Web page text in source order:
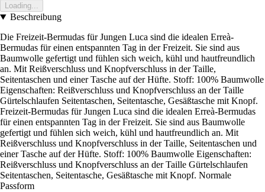
Loading...
Beschreibung
Die Freizeit-Bermudas für Jungen Luca sind die idealen Erreà-
Bermudas für einen entspannten Tag in der Freizeit. Sie sind aus
Baumwolle gefertigt und fühlen sich weich, kühl und hautfreundlich
an. Mit Reißverschluss und Knopfverschluss in der Taille,
Seitentaschen und einer Tasche auf der Hüfte. Stoff: 100% Baumwolle
Eigenschaften: Reißverschluss und Knopfverschluss an der Taille
Gürtelschlaufen Seitentaschen, Seitentasche, Gesäßtasche mit Knopf.
Freizeit-Bermudas für Jungen Luca sind die idealen Erreà-Bermudas
für einen entspannten Tag in der Freizeit. Sie sind aus Baumwolle
gefertigt und fühlen sich weich, kühl und hautfreundlich an. Mit
Reißverschluss und Knopfverschluss in der Taille, Seitentaschen und
einer Tasche auf der Hüfte. Stoff: 100% Baumwolle Eigenschaften:
Reißverschluss und Knopfverschluss an der Taille Gürtelschlaufen
Seitentaschen, Seitentasche, Gesäßtasche mit Knopf. Normale
Passform